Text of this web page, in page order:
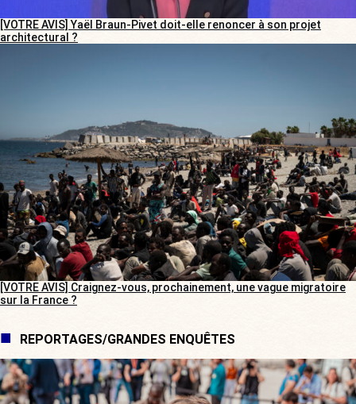
[VOTRE AVIS] Yaël Braun-Pivet doit-elle renoncer à son projet
architectural ?
[VOTRE AVIS] Craignez-vous, prochainement, une vague migratoire
sur la France ?
REPORTAGES/GRANDES ENQUÊTES